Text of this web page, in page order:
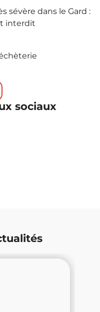
sévère dans le Gard :
interdit
sociaux